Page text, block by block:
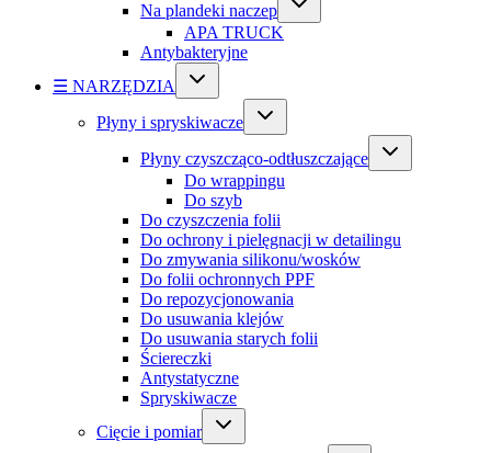
Na plandeki naczep
APA TRUCK
Antybakteryjne
☰ NARZĘDZIA
Płyny i spryskiwacze
Płyny czyszcząco-odtłuszczające
Do wrappingu
Do szyb
Do czyszczenia folii
Do ochrony i pielęgnacji w detailingu
Do zmywania silikonu/wosków
Do folii ochronnych PPF
Do repozycjonowania
Do usuwania klejów
Do usuwania starych folii
Ściereczki
Antystatyczne
Spryskiwacze
Cięcie i pomiar